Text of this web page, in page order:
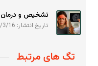
تشخیص و درمان
تاریخ انتشار: 1404/3/16
تگ های مرتبط